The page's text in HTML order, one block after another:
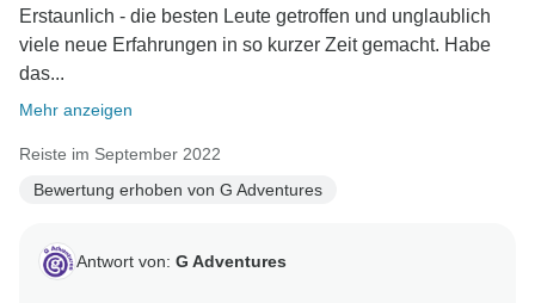
Erstaunlich - die besten Leute getroffen und unglaublich
viele neue Erfahrungen in so kurzer Zeit gemacht. Habe
das...
Mehr anzeigen
Reiste im September 2022
Bewertung erhoben von G Adventures
Antwort von: G Adventures